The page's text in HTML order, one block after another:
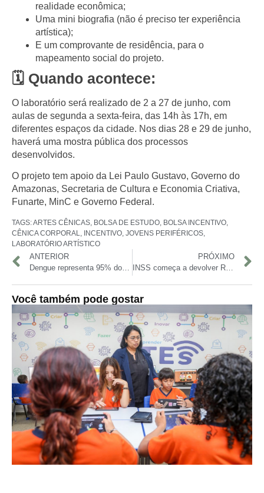
realidade econômica;
Uma mini biografia (não é preciso ter experiência
artística);
E um comprovante de residência, para o
mapeamento social do projeto.
🗓️ Quando acontece:
O laboratório será realizado de 2 a 27 de junho, com
aulas de segunda a sexta-feira, das 14h às 17h, em
diferentes espaços da cidade. Nos dias 28 e 29 de junho,
haverá uma mostra pública dos processos
desenvolvidos.
O projeto tem apoio da Lei Paulo Gustavo, Governo do
Amazonas, Secretaria de Cultura e Economia Criativa,
Funarte, MinC e Governo Federal .
TAGS:ARTES CÊNICAS BOLSA DE ESTUDO BOLSA INCENTIVO
CÊNICA CORPORAL
INCENTIVO JOVENS PERIFÉRICOS
LABORATÓRIO ARTÍSTICO
ANTERIOR
Dengue representa 95% dos casos de arboviroses no Amazonas em 2025; uma morte foi confirmada
PRÓXIMO
INSS começa a devolver R$ 292 milhões de descontos indevidos a aposentados e pensionistas
Você também pode gostar